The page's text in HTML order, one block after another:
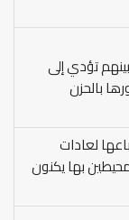
تؤدي إلى
بالحزن
لعادات
بها يكنون